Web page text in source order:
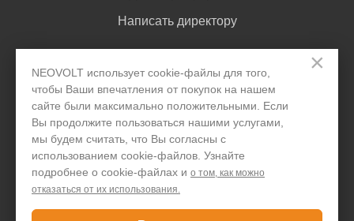
×
NEOVOLT использует cookie-файлы для того,
чтобы Ваши впечатления от покупок на нашем
сайте были максимально положительными. Если
Вы продолжите пользоваться нашими услугами,
мы будем считать, что Вы согласны с
использованием cookie-файлов. Узнайте
подробнее о cookie-файлах и о том, как можно
отказаться от их использования.
Написать директору
Задать вопрос
+7 495 646 1257
Только для юридических лиц